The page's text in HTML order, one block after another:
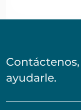
ayudarle.